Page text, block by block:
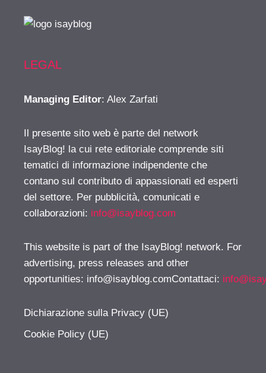
LEGAL
Managing Editor: Alex Zarfati
Il presente sito web è parte del network
IsayBlog! la cui rete editoriale comprende siti
tematici di informazione indipendente che
contano sul contributo di appassionati ed esperti
del settore. Per pubblicità, comunicati e
collaborazioni: info@isayblog.com
This website is part of the IsayBlog! network. For
advertising, press releases and other
opportunities: info@isayblog.comContattaci:
Dichiarazione sulla Privacy (UE)
Cookie Policy (UE)